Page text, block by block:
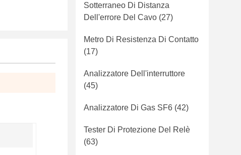
Sotterraneo Di Distanza
Dell'errore Del Cavo (27)
Metro Di Resistenza Di Contatto
(17)
Analizzatore Dell'interruttore
(45)
Analizzatore Di Gas SF6 (42)
Tester Di Protezione Del Relè
(63)